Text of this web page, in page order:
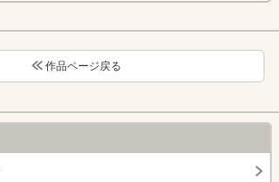
作品ページ戻る